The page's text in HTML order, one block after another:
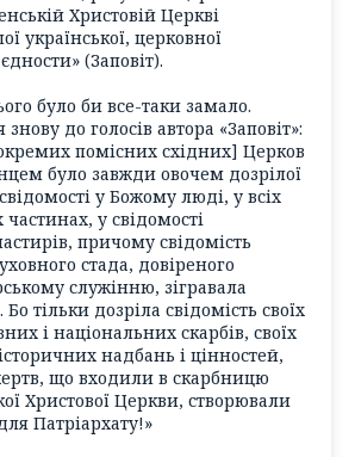
Христовій Церкві
української, церковної
(Заповіт).
було би все-таки замало.
до голосів автора «Заповіт»:
помісних східних] Церков
було завжди овочем дозрілої
у Божому люді, у всіх
у свідомості
причому свідомість
стада, довіреного
служінню, зігравала
тільки дозріла свідомість своїх
і національних скарбів, своїх
надбань і цінностей,
що входили в скарбницю
Христової Церкви, створювали
Патріархату!»